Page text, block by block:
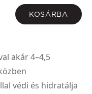
KOSÁRBA
akár 4–4,5
védi és hidratálja